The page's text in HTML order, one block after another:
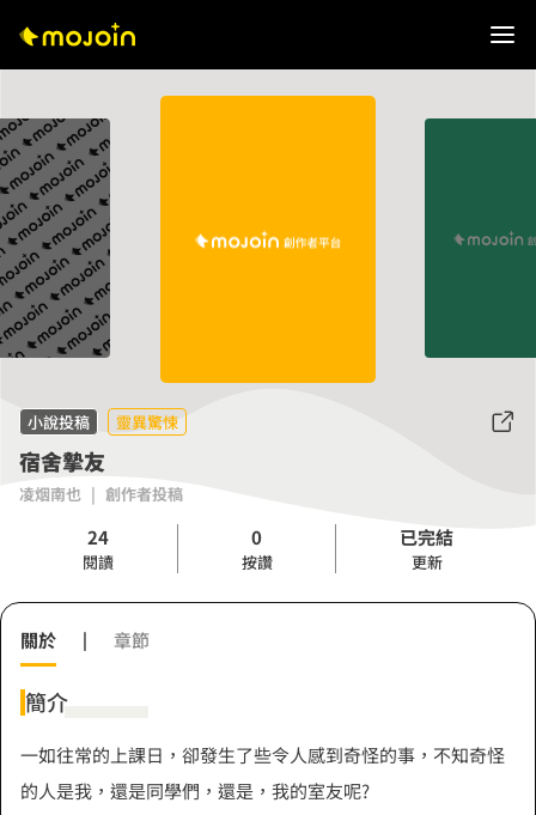
小說投稿 靈異驚悚
宿舍摯友
凌烟南也 | 創作者投稿
24
閱讀
0
按讚
已完結
更新
關於 | 章節
簡介
一如往常的上課日，卻發生了些令人感到奇怪的事，不知奇怪
的人是我，還是同學們，還是，我的室友呢?